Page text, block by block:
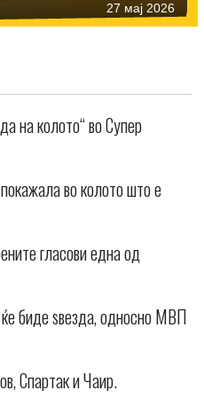
27 мај 2026
на колото“ во Супер
во колото што е
гласови една од
ќе биде ѕвезда, односно МВП
Спартак и Чаир.